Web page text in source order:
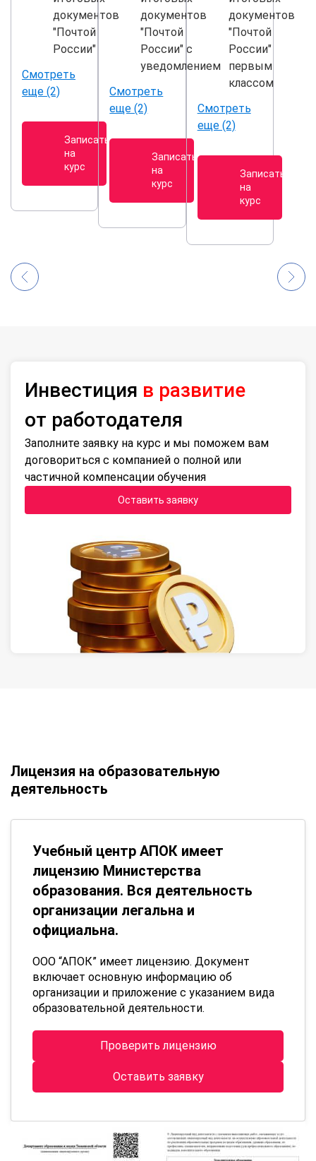
документов
"Почтой
России"
Смотреть
еще (2)
Записаться
на
курс
документов
"Почтой
России" с
уведомлением
Смотреть
еще (2)
Записаться
на
курс
документов
"Почтой
России"
первым
классом
Смотреть
еще (2)
Записаться
на
курс
Инвестиция в развитие
от работодателя
Заполните заявку на курс и мы поможем вам
договориться с компанией о полной или
частичной компенсации обучения
Оставить заявку
Лицензия на образовательную
деятельность
Учебный центр АПОК имеет
лицензию Министерства
образования. Вся деятельность
организации легальна и
официальна.
ООО “АПОК” имеет лицензию. Документ
включает основную информацию об
организации и приложение с указанием вида
образовательной деятельности.
Проверить лицензию
Оставить заявку